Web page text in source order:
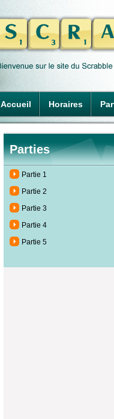
Accueil Horaires
Parties
Partie 1
Partie 2
Partie 3
Partie 4
Partie 5